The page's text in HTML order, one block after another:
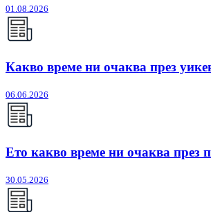
01.08.2026
Какво време ни очаква през
06.06.2026
Ето какво време ни очаква през
30.05.2026